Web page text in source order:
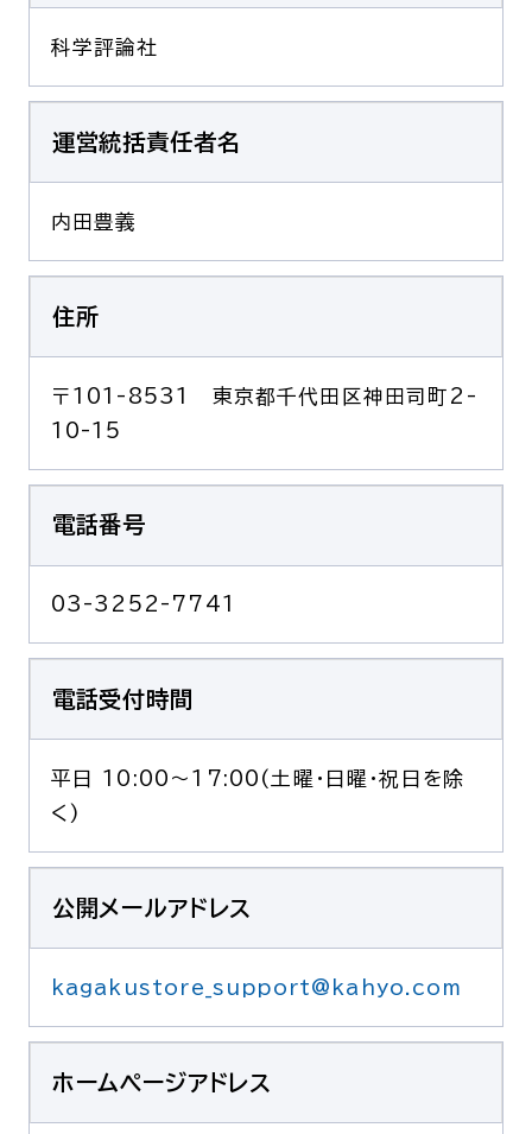
耳鼻咽喉科 感染症内科
書籍
科学評論社
運営統括責任者名
内田豊義
住所
〒101-8531 東京都千代田区神田司町2-
10-15
電話番号
03-3252-7741
電話受付時間
平日 10:00～17:00(土曜・日曜・祝日を除
く)
公開メールアドレス
kagakustore_support@kahyo.com
ホームページアドレス